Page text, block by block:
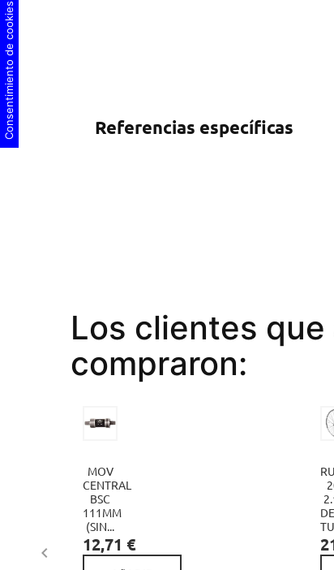
Referencias específicas
Los clientes
compraron:

MOV
CENTRAL
BSC
111MM
(SIN...
Precio
12,71 €
Consentimiento de cookies